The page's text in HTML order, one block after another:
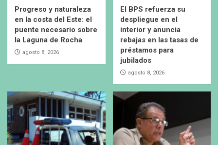
Progreso y naturaleza
en la costa del Este: el
puente necesario sobre
la Laguna de Rocha
agosto 8, 2026
El BPS refuerza su
despliegue en el
interior y anuncia
rebajas en las tasas de
préstamos para
jubilados
agosto 8, 2026